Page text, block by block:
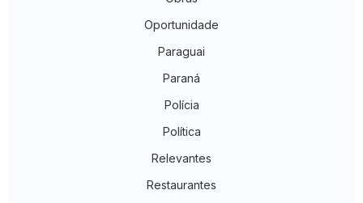
Oportunidade
Paraguai
Paraná
Polícia
Política
Relevantes
Restaurantes